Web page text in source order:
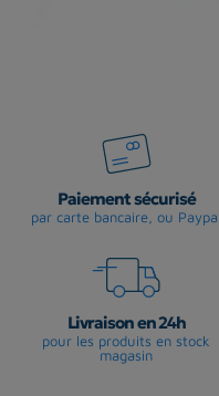
Paiement sécurisé
par carte bancaire, ou Paypal
Livraison en 24h
pour les produits en stock
magasin